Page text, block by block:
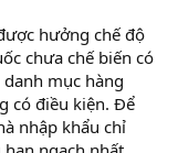
hưởng chế độ
chưa chế biến có
mục hàng
có điều kiện. Để
nhập khẩu chỉ